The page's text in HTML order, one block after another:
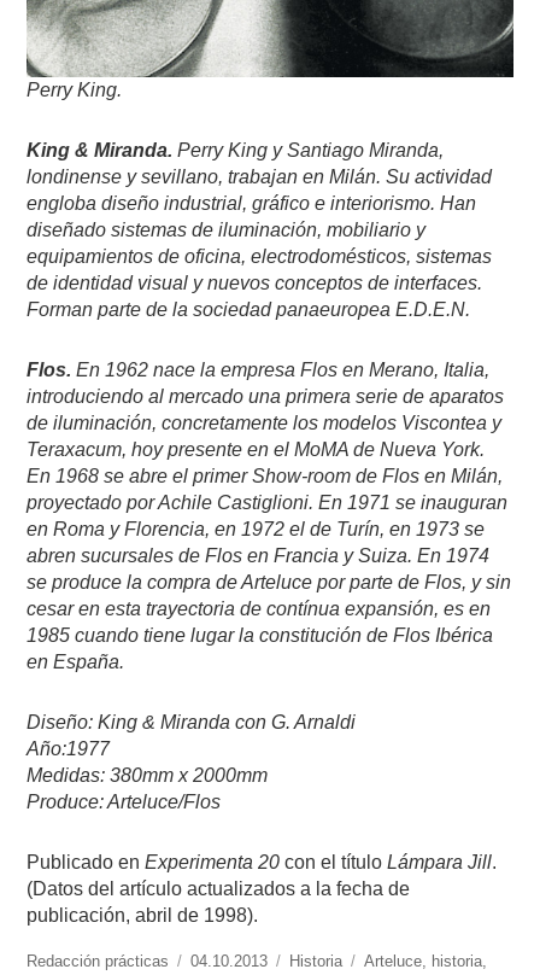
Perry King.
King & Miranda. Perry King y Santiago Miranda,
londinense y sevillano, trabajan en Milán. Su actividad
engloba diseño industrial, gráfico e interiorismo. Han
diseñado sistemas de iluminación, mobiliario y
equipamientos de oficina, electrodomésticos, sistemas
de identidad visual y nuevos conceptos de interfaces.
Forman parte de la sociedad panaeuropea E.D.E.N.
Flos. En 1962 nace la empresa Flos en Merano, Italia,
introduciendo al mercado una primera serie de aparatos
de iluminación, concretamente los modelos Viscontea y
Teraxacum, hoy presente en el MoMA de Nueva York.
En 1968 se abre el primer Show-room de Flos en Milán,
proyectado por Achile Castiglioni. En 1971 se inauguran
en Roma y Florencia, en 1972 el de Turín, en 1973 se
abren sucursales de Flos en Francia y Suiza. En 1974
se produce la compra de Arteluce por parte de Flos, y sin
cesar en esta trayectoria de contínua expansión, es en
1985 cuando tiene lugar la constitución de Flos Ibérica
en España.
Diseño: King & Miranda con G. Arnaldi
Año:1977
Medidas: 380mm x 2000mm
Produce: Arteluce/Flos
Publicado enExperimenta 20 con el títuloLámpara Jill.
(Datos del artículo actualizados a la fecha de
publicación, abril de 1998).
https://www.experimenta.es/author/redaccion-
Redacción prácticas
Publicado
04.10.2013 Categorías
Historia Etiquetas
Arteluce, historia,